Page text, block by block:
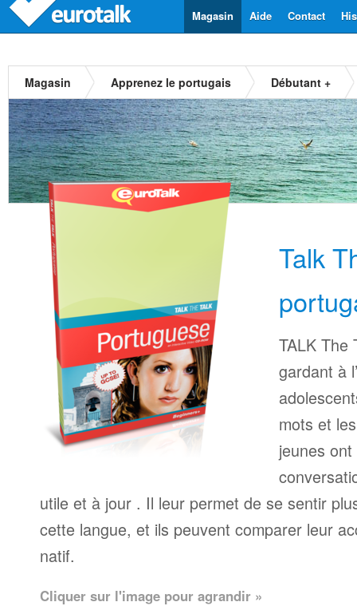
Contact
Aide
Magasin
Magasin Apprenez le portugais Débutant +
Talk
TALK The
gardant à
mots et
jeunes
utile et à jour . Il leur permet de se sentir
cette langue, et ils peuvent comparer leur
natif.
Cliquer sur l'image pour agrandir »